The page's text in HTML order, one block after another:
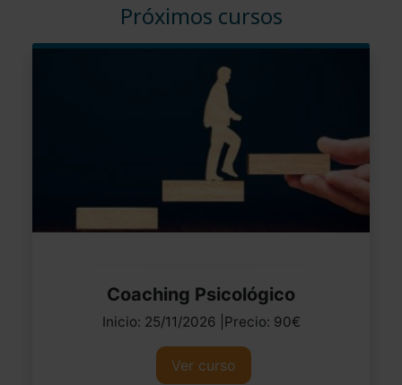
Próximos cursos
Coaching Psicológico
Inicio: 25/11/2026 |Precio: 90€
Ver curso